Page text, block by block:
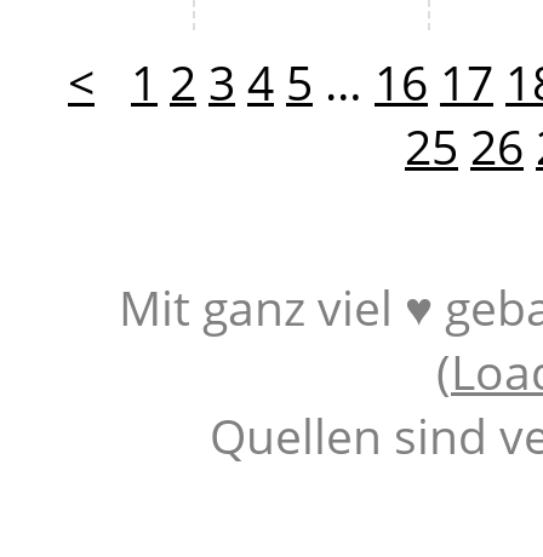
< 1 2 3 4 5 … 16 17
25 26
Mit ganz viel ♥
(
Quellen sind